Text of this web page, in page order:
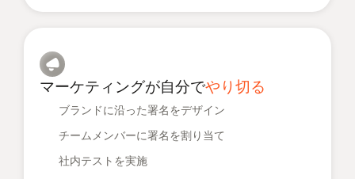
マーケティングが自分でやり切る
ブランドに沿った署名をデザイン
チームメンバーに署名を割り当て
社内テストを実施